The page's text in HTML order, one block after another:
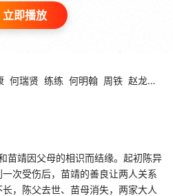
立即播放
何瑞贤 练练 何明翰 周铁 赵龙豪
苗靖因父母的相识而结缘。起初陈异
次受伤后，苗靖的善良让两人关系
，陈父去世、苗母消失，两家大人